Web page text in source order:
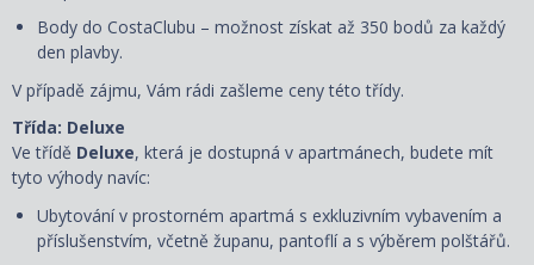
Body do CostaClubu – možnost získat až 350 bodů za každý
den plavby.
V případě zájmu, Vám rádi zašleme ceny této třídy.
Třída: Deluxe
Ve třídě Deluxe, která je dostupná v apartmánech, budete mít
tyto výhody navíc:
Ubytování v prostorném apartmá s exkluzivním vybavením a
příslušenstvím, včetně županu, pantoflí a s výběrem polštářů.